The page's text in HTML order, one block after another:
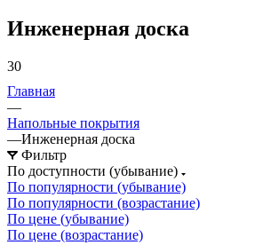
Инженерная доска
30
Главная
—
Напольные покрытия
—Инженерная доска
Фильтр
По доступности (убывание)
По популярности (убывание)
По популярности (возрастание)
По цене (убывание)
По цене (возрастание)